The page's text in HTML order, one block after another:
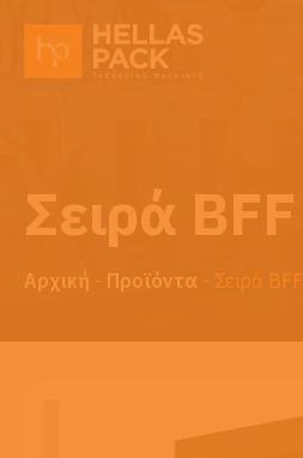
Σειρά BFF
Αρχική - Προϊόντα - Σειρά BFF